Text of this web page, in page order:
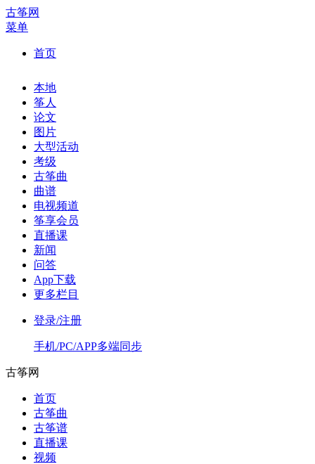
古筝网
菜单
首页
本地
筝人
论文
图片
大型活动
考级
古筝曲
曲谱
电视频道
筝享会员
直播课
新闻
问答
App下载
更多栏目
登录/注册
手机/PC/APP多端同步
古筝网
首页
古筝曲
古筝谱
直播课
视频